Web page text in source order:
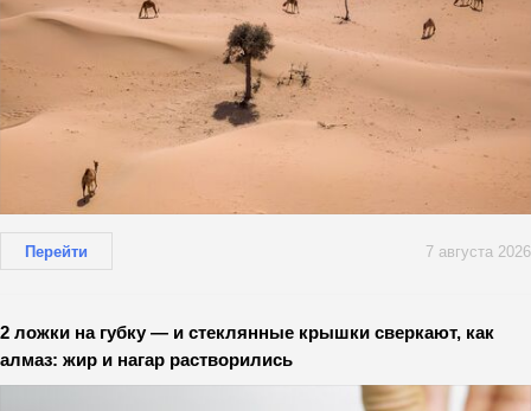
Перейти 7 августа 2026
2 ложки на губку — и стеклянные крышки сверкают, как
алмаз: жир и нагар растворились